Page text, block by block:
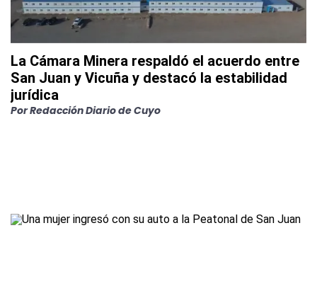
La Cámara Minera respaldó el acuerdo entre
San Juan y Vicuña y destacó la estabilidad
jurídica
PorRedacción Diario de Cuyo